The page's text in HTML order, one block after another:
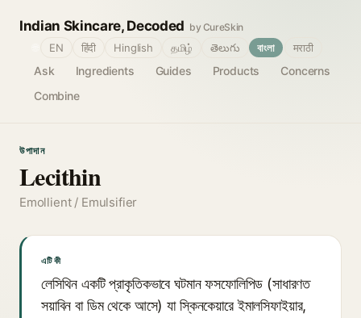
Indian Skincare, Decoded by CureSkin
Ask Ingredients Guides Products
Concerns
Combine
EN हिंदी Hinglish தமிழ் తెలుగు বাংলা मराठी
উপাদান
Lecithin
Emollient / Emulsifier
এটি কী
লেসিথিন একটি প্রাকৃতিকভাবে ঘটমান ফসফোলিপিড (সাধারণত
সয়াবিন বা ডিম থেকে আসে) যা স্কিনকেয়ারে ইমালসিফাইয়ার,